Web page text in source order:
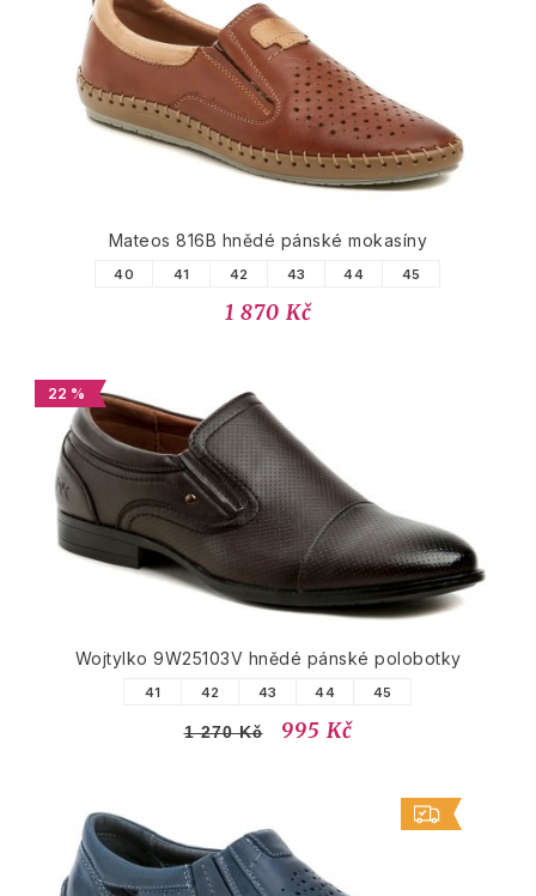
Mateos 816B hnědé pánské mokasíny
40 41 42 43 44 45
1 870 Kč
22 %
Wojtylko 9W25103V hnědé pánské polobotky
41 42 43 44 45
1 270 Kč 995 Kč